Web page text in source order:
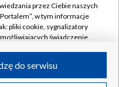
S.A. w likwidacji
przez Ciebie naszych
w tym informacje
pliki cookie, sygnalizatory
świadczenie
do serwisu